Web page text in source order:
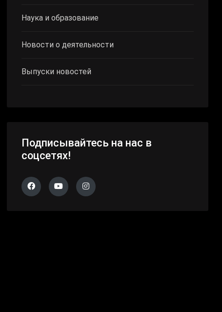
Наука и образование
Новости о деятельности
Выпуски новостей
Подписывайтесь на нас в
соцсетях!